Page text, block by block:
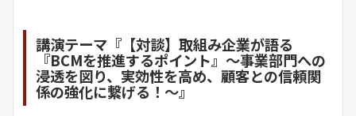
講演テーマ『【対談】取組み企業が語る
『BCMを推進するポイント』～事業部門への
浸透を図り、実効性を高め、顧客との信頼関
係の強化に繋げる！～』